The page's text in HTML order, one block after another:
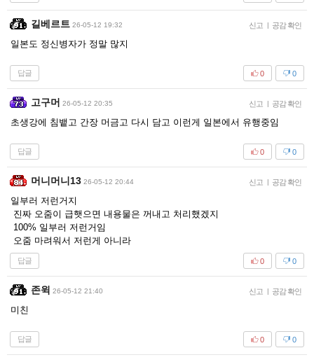
길베르트 26-05-12 19:32 신고 | 공감 확인
일본도 정신병자가 정말 많지
답글 0
0
고구머 26-05-12 20:35 신고 | 공감 확인
초생강에 침뱉고 간장 머금고 다시 담고 이런게 일본에서 유행중임
답글 0
0
머니머니13 26-05-12 20:44 신고 | 공감 확인
일부러 저런거지
진짜 오줌이 급햇으면 내용물은 꺼내고 처리했겠지
100% 일부러 저런거임
오줌 마려워서 저런게 아니라
답글 0
0
존윅 26-05-12 21:40 신고 | 공감 확인
미친
답글 0
0